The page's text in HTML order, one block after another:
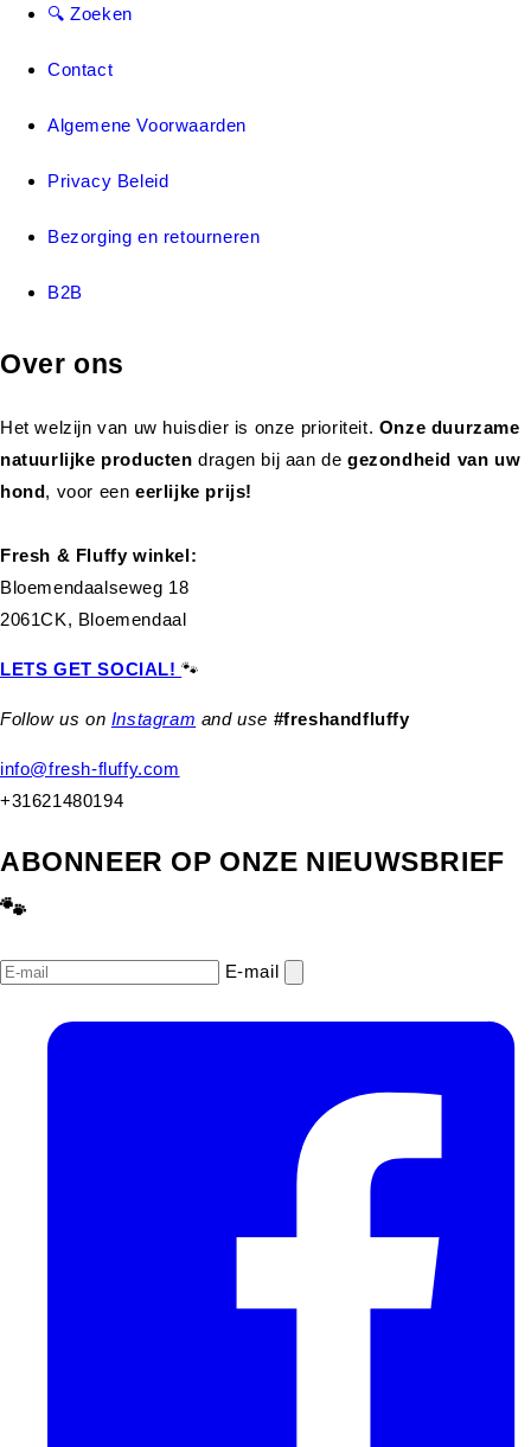
🔍 Zoeken
Contact
Algemene Voorwaarden
Privacy Beleid
Bezorging en retourneren
B2B
Over ons
Het welzijn van uw huisdier is onze prioriteit. Onze duurzame
natuurlijke productendragen bij aan de gezondheid van uw
hond, voor eeneerlijke prijs!
Fresh & Fluffy winkel:
Bloemendaalseweg 18
2061CK, Bloemendaal
LETS GET SOCIAL!🐾
Follow us on Instagram and use #freshandfluffy
info@fresh-fluffy.com
+31621480194
ABONNEER OP ONZE NIEUWSBRIEF
🐾
E‑mail